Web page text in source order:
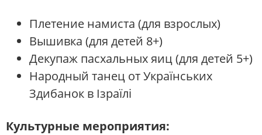
Плетение намиста (для взрослых)
Вышивка (для детей 8+)
Декупаж пасхальных яиц (для детей 5+)
Народный танец от Українських
Здибанок в Ізраїлі
Культурные мероприятия: